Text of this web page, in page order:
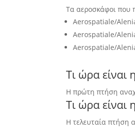
Τα αεροσκάφοι που
Aerospatiale/
Aerospatiale/
Aerospatiale/
Τι ώρα
Η πρώτη πτήση
Τι ώρα
Η τελευταία πτήση